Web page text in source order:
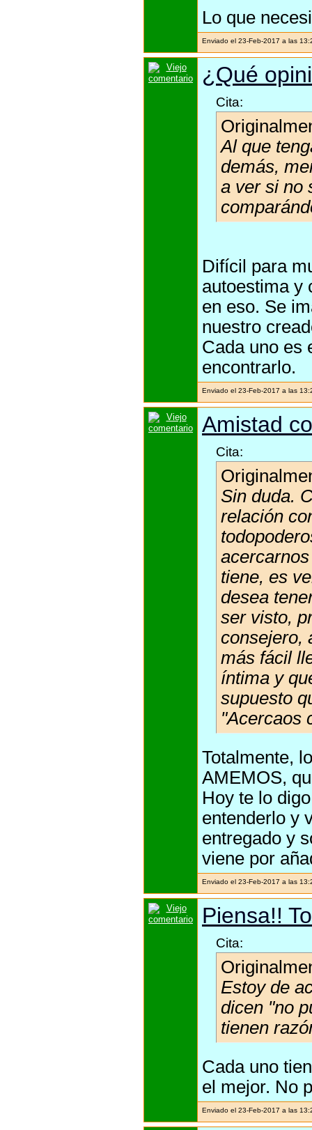
Lo que
Enviado el 23-Feb-2017 a las
¿Qué
Cita:
Al que
demás,
a ver si no
Difícil para
autoestima y
en eso. Se
nuestro
Cada uno es
encontrarlo.
Enviado el 23-Feb-2017 a las
Amistad
Cita:
Sin duda.
relación
tiene, es
desea
ser visto,
consejero,
más fácil
íntima y
supuesto
"Acercaos
Totalmente,
AMEMOS,
Hoy te lo
entenderlo y
entregado y
viene por
Enviado el 23-Feb-2017 a las
Piensa!!
Cita:
Estoy de
dicen "no
tienen
Cada uno
el mejor. No
Enviado el 23-Feb-2017 a las